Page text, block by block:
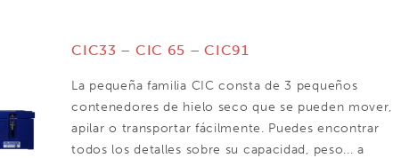
CIC33 – CIC 65 – CIC91
La pequeña familia CIC consta de 3 pequeños
contenedores de hielo seco que se pueden mover,
apilar o transportar fácilmente. Puedes encontrar
todos los detalles sobre su capacidad, peso... a